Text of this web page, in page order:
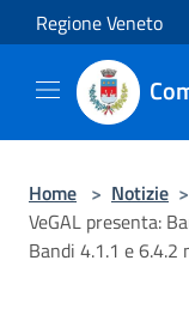
Salta al contenuto
Regione Veneto
Home > Notizie >
VeGAL presenta:
Bandi 4.1.1 e